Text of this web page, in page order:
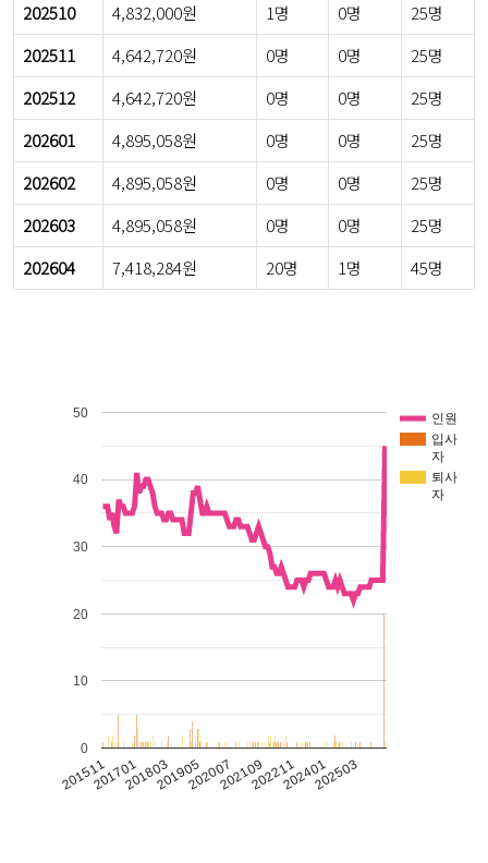
202510
4,832,000원 1명 0명
25명
202511
4,642,720원 0명 0명
25명
202512
4,642,720원 0명 0명
25명
202601
4,895,058원 0명 0명
25명
202602
4,895,058원 0명 0명
25명
202603
4,895,058원 0명 0명
25명
202604
7,418,284원 20명 1명 45명
인원
입사
자
퇴사
자
201511201701201803201905202007202109202211202401202503
0
10
20
30
40
50